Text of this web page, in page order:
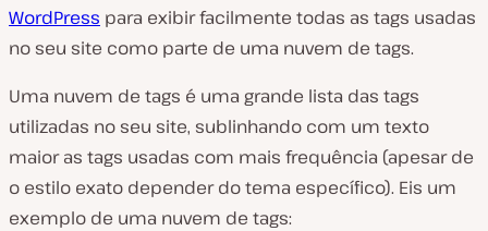
WordPress para exibir facilmente todas as tags usadas
no seu site como parte de uma nuvem de tags.
Uma nuvem de tags é uma grande lista das tags
utilizadas no seu site, sublinhando com um texto
maior as tags usadas com mais frequência (apesar de
o estilo exato depender do tema específico). Eis um
exemplo de uma nuvem de tags: